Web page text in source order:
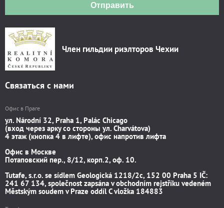
Отправить
Член гильдии риэлторов Чехии
Связаться с нами
Офис в Праге
ул. Národní 32, Praha 1, Palác Chicago
(вход через арку со стороны ул. Charvátova)
4 этаж (кнопка 4 в лифте), офис напротив лифта
Офис в Москве
Потаповский пер., 8/12, корп.2, оф. 10.
Tutafe, s.r.o. se sídlem Geologická 1218/2c, 152 00 Praha 5 IČ:
241 67 134, společnost zapsána v obchodním rejstříku vedeném
Městským soudem v Praze oddíl C vložka 184883